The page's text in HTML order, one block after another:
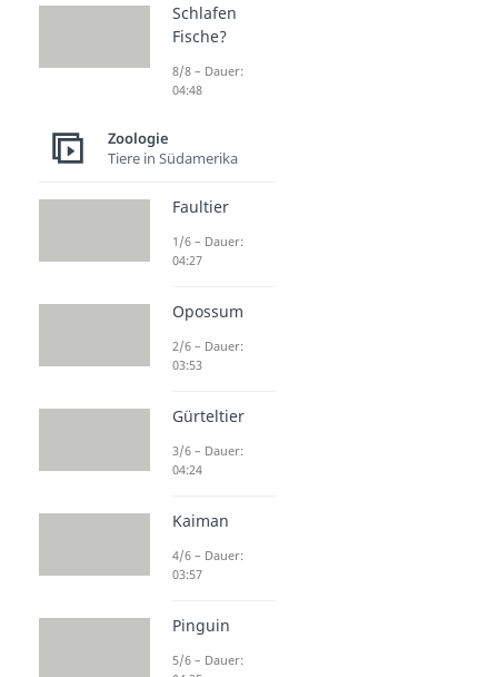
Schlafen
Fische?
8/8 – Dauer:
04:48
Zoologie
Tiere in Südamerika
Faultier
1/6 – Dauer:
04:27
Opossum
2/6 – Dauer:
03:53
Gürteltier
3/6 – Dauer:
04:24
Kaiman
4/6 – Dauer:
03:57
Pinguin
5/6 – Dauer: